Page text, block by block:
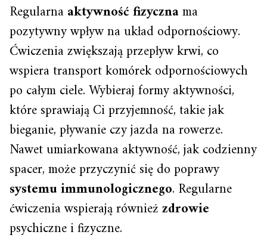
Regularnaaktywność fizycznama
pozytywny wpływ na układ odpornościowy.
Ćwiczenia zwiększają przepływ krwi, co
wspiera transport komórek odpornościowych
po całym ciele. Wybieraj formy aktywności,
które sprawiają Ci przyjemność, takie jak
bieganie, pływanie czy jazda na rowerze.
Nawet umiarkowana aktywność, jak codzienny
spacer, może przyczynić się do poprawy
systemu immunologicznego. Regularne
ćwiczenia wspierają równieżzdrowie
psychiczne i fizyczne.